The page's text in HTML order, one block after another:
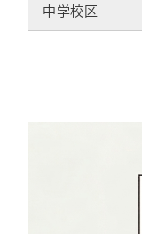
中学校区